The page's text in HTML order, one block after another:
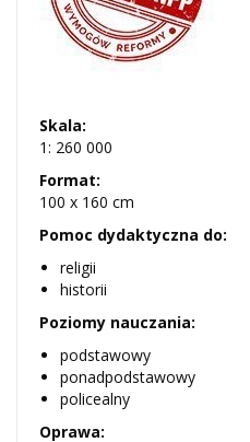
Skala:
1: 260 000
Format:
100 x 160 cm
Pomoc dydaktyczna do:
religii
historii
Poziomy nauczania:
podstawowy
ponadpodstawowy
policealny
Oprawa: